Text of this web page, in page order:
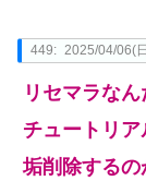
449: 2025/04/06(
リセマラな
チュートリ
垢削除する